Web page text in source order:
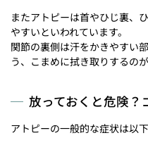
またアトピーは首やひじ裏、
やすいといわれています。
関節の裏側は汗をかきやすい
う、こまめに拭き取りするの
放っておくと危険？
アトピーの一般的な症状は以